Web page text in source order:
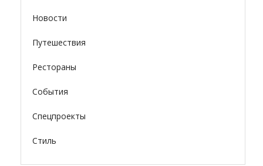
Новости
Путешествия
Рестораны
События
Спецпроекты
Стиль